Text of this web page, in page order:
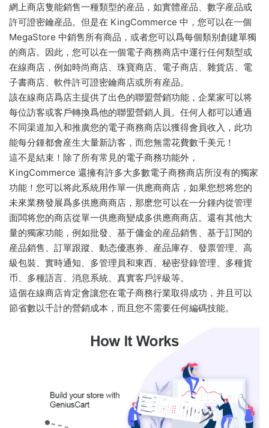
網上商店隻能銷售一種類型的産品，如實體産品、數字産品或
許可證密鑰産品。但是在 KingCommerce 中，您可以在一個
MegaStore 中銷售所有商品，或者您可以爲每個類别創建單獨
的商店。因此，您可以在一個電子商務商店中運行任何類型或
在線商店，例如時尚商店、珠寶商店、電子商店、雜貨店、電
子書商店、軟件許可證密鑰商店或所有産品。
該在線商店爲店主提供了出色的聯盟營銷功能，企業家可以将
每位訪客或客戶轉換爲他的聯盟營銷人員。任何人都可以通過
不同渠道加入和推廣您的電子商務商店以獲得會員收入，此功
能每分鍾都會産生大量新訪客，而您無需花費數千美元！
這不是結束！除了所有常見的電子商務功能外，
KingCommerce 還擁有許多大多數電子商務商店所沒有的獨家
功能！您可以将此系統用作單一供應商商店，如果您想将您的
未來業務發展爲多供應商商店，那麽您可以在一分鍾内從管理
面闆将您的商店從單一供應商變成多供應商商店。還有其他大
量的獨家功能，例如批發、基于傭金的産品銷售、基于訂閱的
産品銷售、訂單跟蹤、動态優惠券、産品庫存、發票管理、高
級包裝、實時通知、多管理員和東西、秘密登錄管理、多種貨
币、多種語言、消息系統、真實客戶評級等。
這個在線商店肯定會讓您在電子商務行業取得成功，并且可以
節省數以千計的營銷成本，而且您不需要任何編碼技能。